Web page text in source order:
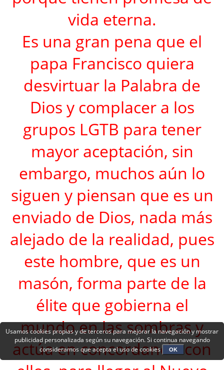
vida eterna.
Es una gran pena que el
papa Francisco quiera
desvirtuar la Palabra de
Dios y complacer a los
grupos LGTB para tener
mayor aceptación, sin
embargo, muchos aún lo
siguen y piensan que es un
enviado de Dios, nada más
alejado de la realidad, pues
este hombre, que es un
masón, forma parte de la
élite que gobierna el
mundo en las sombras y
actúa en concordancia con
Usamos cookies propias y de terceros para mejorar la navegación y mostrar
publicidad personalizada según su navegación. Si continua navegando
consideramos que acepta el uso de cookies
OK